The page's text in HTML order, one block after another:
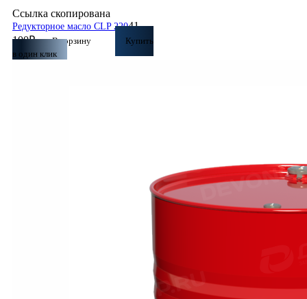
Ссылка скопирована
Редукторное масло CLP 22041
100₽ В корзину
Купить
в один клик